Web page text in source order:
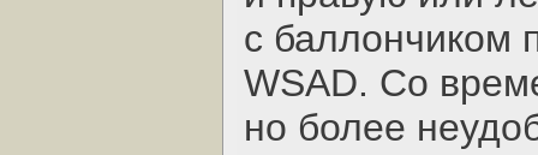
с баллончиком
WSAD. Со
но более